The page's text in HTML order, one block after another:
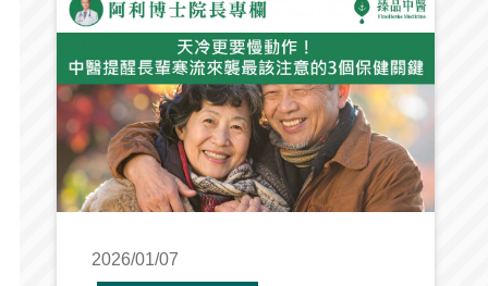
2026/01/07